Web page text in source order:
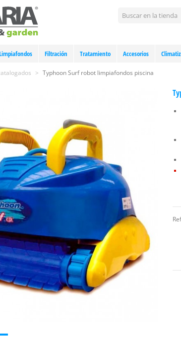
Filtración Tratamiento Accesorios
> Typhoon Surf robot limpiafondos piscina